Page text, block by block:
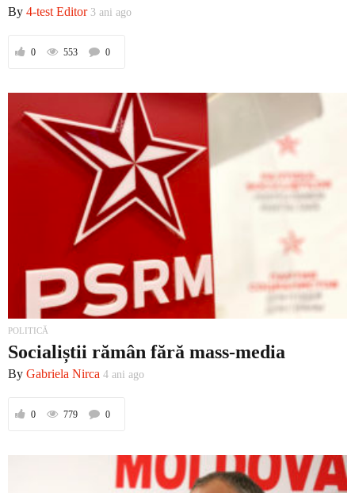
By 4-test Editor 3 ani ago
0 553 0
POLITICĂ
Socialiștii rămân fără mass-media
By Gabriela Nirca 4 ani ago
0 779 0